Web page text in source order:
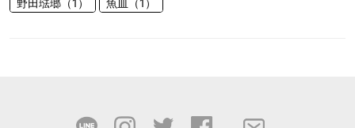
野田琺瑯（1）
魚皿（1）